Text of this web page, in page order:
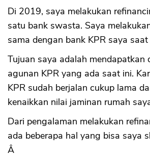
Di 2019, saya melakukan
satu bank swasta. Saya
sama dengan bank KPR saya saat
Tujuan saya adalah mendapatkan
agunan KPR yang ada saat ini.
KPR sudah berjalan cukup lama
kenaikkan nilai jaminan rumah
Dari pengalaman melakukan
ada beberapa hal yang bisa saya
Â